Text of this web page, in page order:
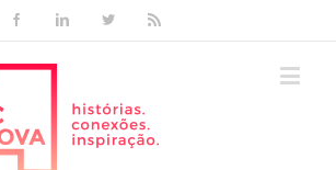
FacebookLinkedinTwitter